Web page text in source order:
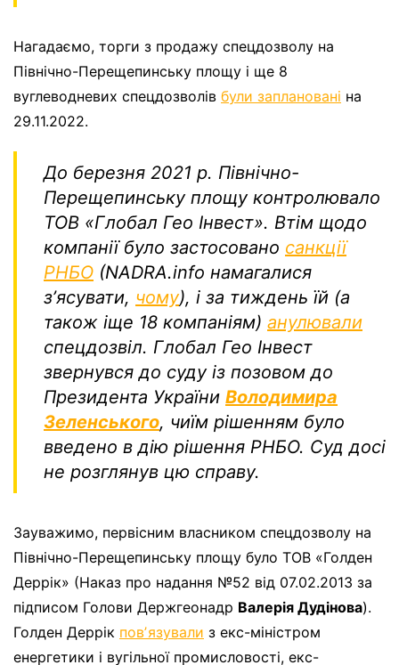
Нагадаємо, торги з продажу спецдозволу на
Північно-Перещепинську площу і ще 8
вуглеводневих спецдозволів були заплановані на
29.11.2022.
До березня 2021 р. Північно-
Перещепинську площу контролювало
ТОВ «Глобал Гео Інвест». Втім щодо
компанії було застосовано санкції
РНБО (NADRA.info намагалися
зʼясувати, чому), і за тиждень їй (а
також іще 18 компаніям) анулювали
спецдозвіл. Глобал Гео Інвест
звернувся до суду із позовом до
Президента України Володимира
Зеленського, чиїм рішенням було
введено в дію рішення РНБО. Суд досі
не розглянув цю справу.
Зауважимо, первісним власником спецдозволу на
Північно-Перещепинську площу було ТОВ «Голден
Деррік» (Наказ про надання №52 від 07.02.2013 за
підписом Голови Держгеонадр Валерія Дудінова).
Голден Деррік повʼязували з екс-міністром
енергетики і вугільної промисловості, екс-